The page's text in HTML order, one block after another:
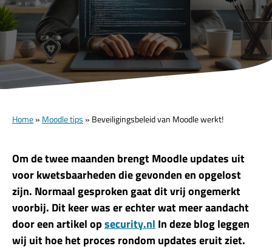
Home» Moodle tips » Beveiligingsbeleid van Moodle werkt!
Om de twee maanden brengt Moodle updates uit
voor kwetsbaarheden die gevonden en opgelost
zijn. Normaal gesproken gaat dit vrij ongemerkt
voorbij. Dit keer was er echter wat meer aandacht
door een artikel opsecurity.nl In deze blog leggen
wij uit hoe het proces rondom updates eruit ziet.